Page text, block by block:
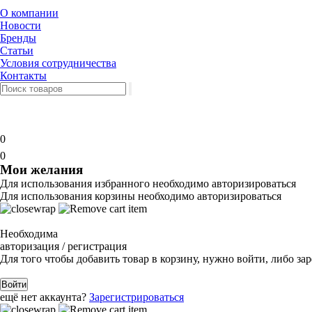
О компании
Новости
Бренды
Статьи
Условия сотрудничества
Контакты
0
0
Мои желания
Для использования избранного необходимо авторизироваться
Для использования корзины необходимо авторизироваться
Необходима
авторизация / регистрация
Для того чтобы добавить товар в корзину, нужно войти, либо
Войти
ещё нет аккаунта? Зарегистрироваться